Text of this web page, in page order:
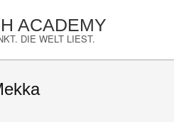
ACADEMY
DIE WELT LIEST.